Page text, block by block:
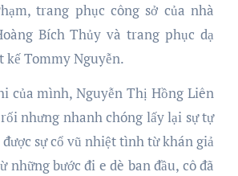
trang phục công sở của nhà
Bích Thủy và trang phục dạ
kế Tommy Nguyễn.
của mình, Nguyễn Thị Hồng Liên
nhưng nhanh chóng lấy lại sự tự
sự cổ vũ nhiệt tình từ khán giả
những bước đi e dè ban đầu, cô đã